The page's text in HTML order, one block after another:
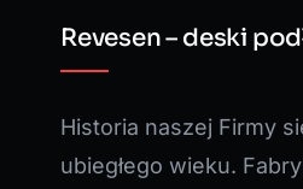
Revesen – deski
Historia naszej Firmy
ubiegłego wieku.